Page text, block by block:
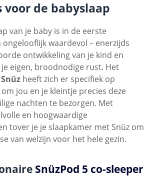
voor de babyslaap
van je baby is in de eerste
waardevol – enerzijds
ontwikkeling van je kind en
eigen, broodnodige rust. Het
Snüz heeft zich er specifiek op
jou en je kleintje precies deze
nachten te bezorgen. Met
en hoogwaardige
tover je je slaapkamer met Snüz om
van welzijn voor het hele gezin.
SnüzPod 5 co-sleeper